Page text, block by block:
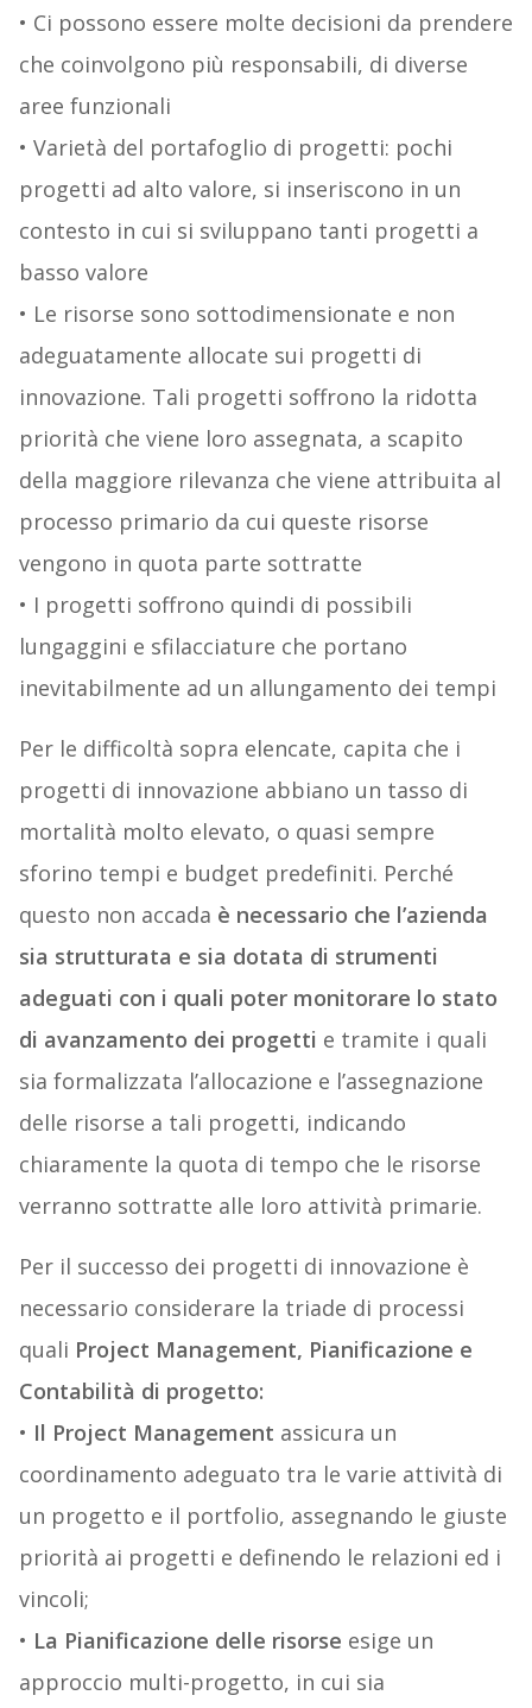
• Ci possono essere molte decisioni da prendere
che coinvolgono più responsabili, di diverse
aree funzionali
• Varietà del portafoglio di progetti: pochi
progetti ad alto valore, si inseriscono in un
contesto in cui si sviluppano tanti progetti a
basso valore
• Le risorse sono sottodimensionate e non
adeguatamente allocate sui progetti di
innovazione. Tali progetti soffrono la ridotta
priorità che viene loro assegnata, a scapito
della maggiore rilevanza che viene attribuita al
processo primario da cui queste risorse
vengono in quota parte sottratte
• I progetti soffrono quindi di possibili
lungaggini e sfilacciature che portano
inevitabilmente ad un allungamento dei tempi
Per le difficoltà sopra elencate, capita che i
progetti di innovazione abbiano un tasso di
mortalità molto elevato, o quasi sempre
sforino tempi e budget predefiniti. Perché
questo non accada è necessario che l’azienda
sia strutturata e sia dotata di strumenti
adeguati con i quali poter monitorare lo stato
di avanzamento dei progetti e tramite i quali
sia formalizzata l’allocazione e l’assegnazione
delle risorse a tali progetti, indicando
chiaramente la quota di tempo che le risorse
verranno sottratte alle loro attività primarie.
Per il successo dei progetti di innovazione è
necessario considerare la triade di processi
quali Project Management, Pianificazione e
Contabilità di progetto:
• Il Project Management assicura un
coordinamento adeguato tra le varie attività di
un progetto e il portfolio, assegnando le giuste
priorità ai progetti e definendo le relazioni ed i
vincoli;
• La Pianificazione delle risorse esige un
approccio multi-progetto, in cui sia